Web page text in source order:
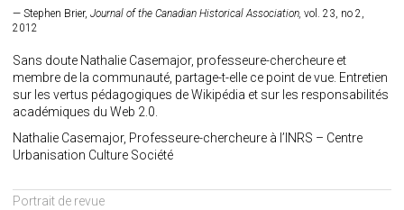
Stephen Brier, Journal of the Canadian Historical Association, vol. 23, no 2,
2012
Sans doute Nathalie Casemajor, professeure-chercheure et
membre de la communauté, partage-t-elle ce point de vue. Entretien
sur les vertus pédagogiques de Wikipédia et sur les responsabilités
académiques du Web 2.0.
Nathalie Casemajor, Professeure-chercheure à l’INRS – Centre
Urbanisation Culture Société
Portrait de revue